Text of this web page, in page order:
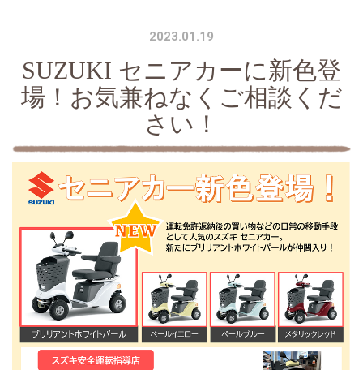
2023.01.19
SUZUKI セニアカーに新色登
場！お気兼ねなくご相談くだ
さい！